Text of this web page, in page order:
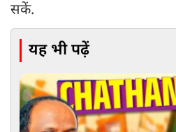
सकें.
यह भी पढ़ें